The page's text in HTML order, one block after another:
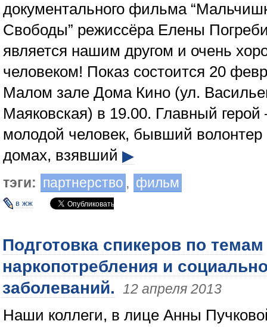
документального фильма
Свободы” режиссёра Елены
является нашим другом и очень
человеком! Показ состоится 20
Малом зале Дома Кино (ул.
Маяковская) в 19.00. Главный герой
молодой человек, бывший волонтер
домах, взявший ▶
тэги: партнерство , фильм
в жж
Подготовка спикеров по темам
наркопотребления и
заболеваний.
12 апреля 2013
Наши коллеги, в лице Анны